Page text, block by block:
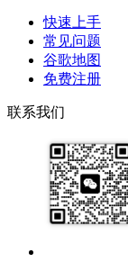
快速上手
常见问题
谷歌地图
免费注册
联系我们